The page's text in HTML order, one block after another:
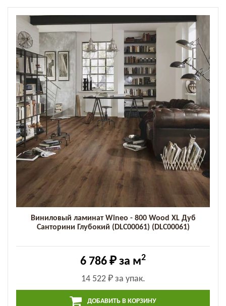
Виниловый ламинат Wineo - 800 Wood XL Дуб
Санторини Глубокий (DLC00061) (DLC00061)
6 786 ₽ за м2
14 522 ₽за упак.
ДОБАВИТЬ В КОРЗИНУ